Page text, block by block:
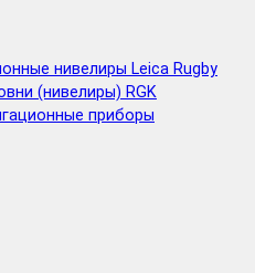
нивелиры Leica Rugby
(нивелиры) RGK
приборы